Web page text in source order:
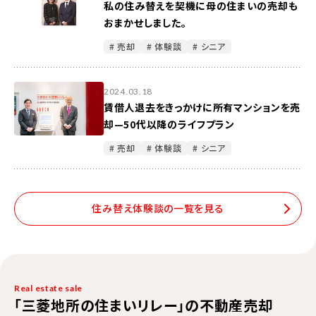
私の住み替えを契機に母の住まいの売却も
おまかせしました。
# 売却 # 体験談 # シニア
2024.03.18
賃借人退去をきっかけに所有マンションを売
却—50代以降のライフプラン
# 売却 # 体験談 # シニア
住み替え体験談の一覧を見る
Real estate sale
「三菱地所の住まいリレー」の不動産売却